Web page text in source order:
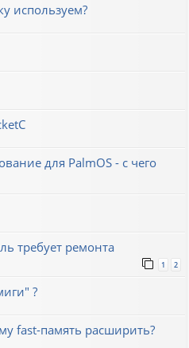
используем?
для PalmOS - с чего
требует ремонта
1 2
?
fast-память расширить?